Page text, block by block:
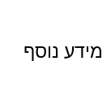
מידע נוסף